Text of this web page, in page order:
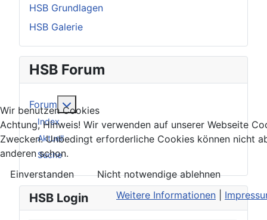
HSB Grundlagen
HSB Galerie
HSB Forum
Forum
Index
Aktuell
Suche
HSB Login
Wir benutzen Cookies
Achtung, Hinweis! Wir verwenden auf unserer Webseite
Zwecken. Unbedingt erforderliche Cookies können nicht
anderen schon.
Einverstanden
Nicht notwendige ablehnen
Weitere Informationen